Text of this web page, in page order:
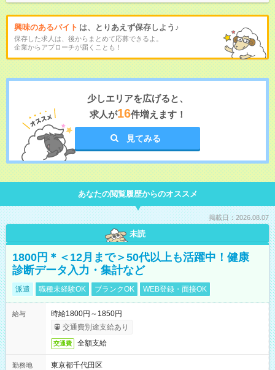
興味のあるバイト は、とりあえず保存しよう♪
保存した求人は、後からまとめて応募できるよ。
企業からアプローチが届くことも！
少しエリアを広げると、
求人が16件増えます！
見てみる
あなたの閲覧履歴からのオススメ
掲載日：2026.08.07
未読
1800円＊＜12月まで＞50代以上も活躍中！健康
診断データ入力・集計など
派遣 職種未経験OK ブランクOK WEB登録・面接OK
給与
時給1800円～1850円
交通費別途支給あり
交通費 全額支給
勤務地
東京都千代田区